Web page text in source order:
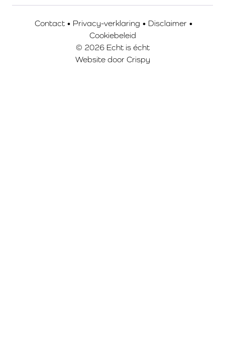
© 2026 Echt is écht
Contact• Privacy-verklaring • Disclaimer•
Cookiebeleid
Website door Crispy